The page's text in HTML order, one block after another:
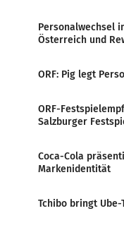
Personalwechsel
Österreich und
ORF: Pig legt
ORF-
Salzburger
Coca-Cola
Markenidentität
Tchibo bringt